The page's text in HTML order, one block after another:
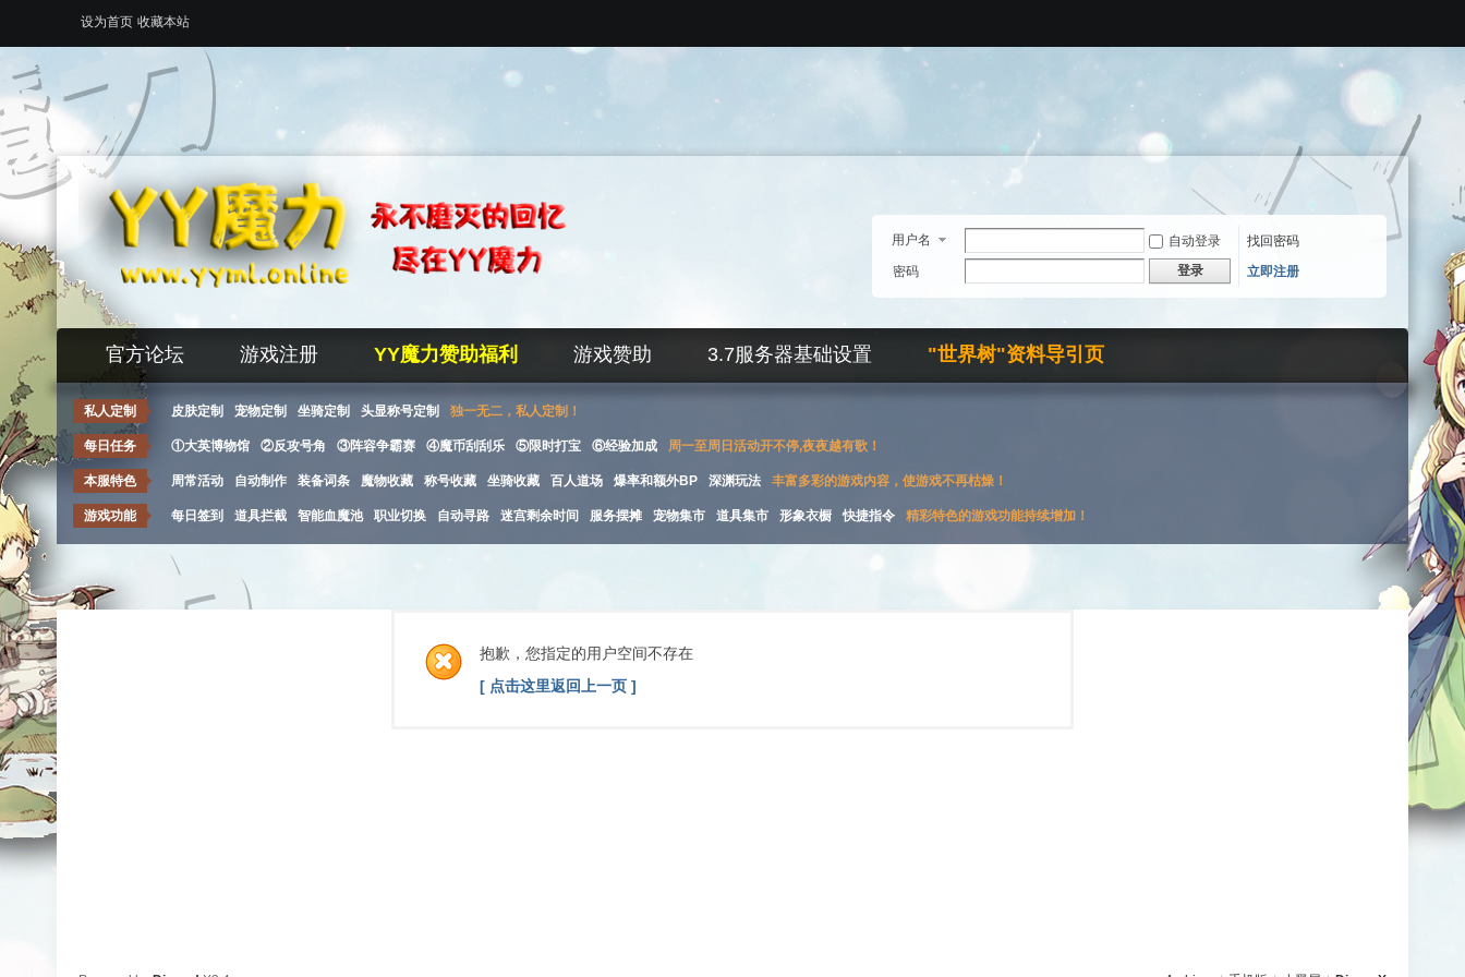
设为首页 收藏本站
用户名 自动登录
找回密码
密码
登录 立即注册
官方论坛 游戏注册 YY魔力赞助福利 游戏赞助 3.7服务器基础设置 "世界树"资料导引页
私人定制 皮肤定制 宠物定制 坐骑定制 头显称号定制 独一无二，私人定制！
每日任务 ①大英博物馆 ②反攻号角 ③阵容争霸赛 ④魔币刮刮乐 ⑤限时打宝 ⑥经验加成 周一至周日活动开不停,夜夜越有歌！
本服特色 周常活动 自动制作 装备词条 魔物收藏 称号收藏 坐骑收藏 百人道场 爆率和额外BP 深渊玩法 丰富多彩的游戏内容，使游戏不再枯燥！
游戏功能 每日签到 道具拦截 智能血魔池 职业切换 自动寻路 迷宫剩余时间 服务摆摊 宠物集市 道具集市 形象衣橱 快捷指令 精彩特色的游戏功能持续增加！
抱歉，您指定的用户空间不存在
[ 点击这里返回上一页 ]